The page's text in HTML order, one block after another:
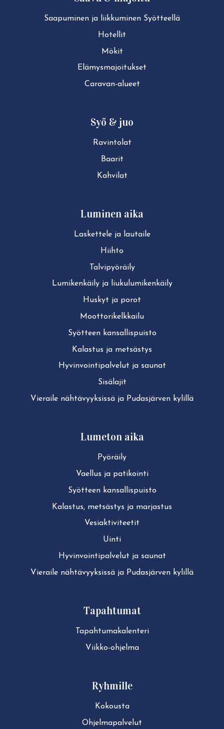
Saapuminen ja liikkuminen Syötteellä
Hotellit
Mökit
Elä­mys­ma­joi­tuk­set
Caravan-alueet
Syö & juo
Ravintolat
Baarit
Kahvilat
Luminen aika
Laskettele ja lautaile
Hiihto
Tal­vi­pyö­räi­ly
Lu­mi­ken­käi­ly ja liu­ku­lu­mi­ken­käi­ly
Huskyt ja porot
Moot­to­ri­kelk­kai­lu
Syötteen kan­sal­lis­puis­to
Kalastus ja metsästys
Hy­vin­voin­ti­pal­ve­lut ja saunat
Sisälajit
Vieraile näh­tä­vyyk­sis­sä ja Pudasjärven kylillä
Lumeton aika
Pyöräily
Vaellus ja patikointi
Syötteen kan­sal­lis­puis­to
Kalastus, metsästys ja marjastus
Ve­siak­ti­vi­tee­tit
Uinti
Hy­vin­voin­ti­pal­ve­lut ja saunat
Vieraile näh­tä­vyyk­sis­sä ja Pudasjärven kylillä
Tapahtumat
Ta­pah­tu­ma­ka­len­te­ri
Viikko-ohjelma
Ryhmille
Kokousta
Ohjelmapalvelut